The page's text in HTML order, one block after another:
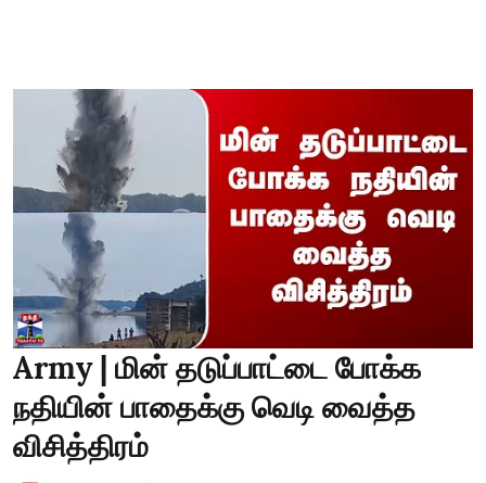
Army | மின் தடுப்பாட்டை போக்க
நதியின் பாதைக்கு வெடி வைத்த
விசித்திரம்